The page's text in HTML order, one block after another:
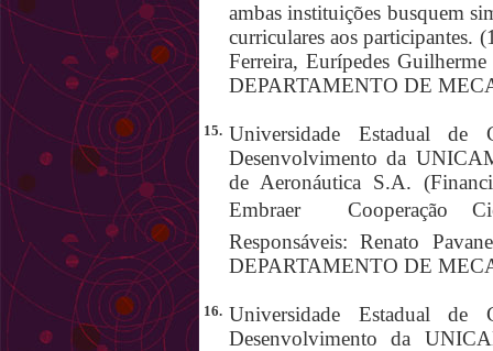
ambas instituições busquem
curriculares aos participantes.
Ferreira, Eurípedes
DEPARTAMENTO DE
15. Universidade Estadual de
Desenvolvimento da
de Aeronáutica S.A.
Embraer  Cooperação
Responsáveis: Renato
DEPARTAMENTO DE
16. Universidade Estadual de
Desenvolvimento da